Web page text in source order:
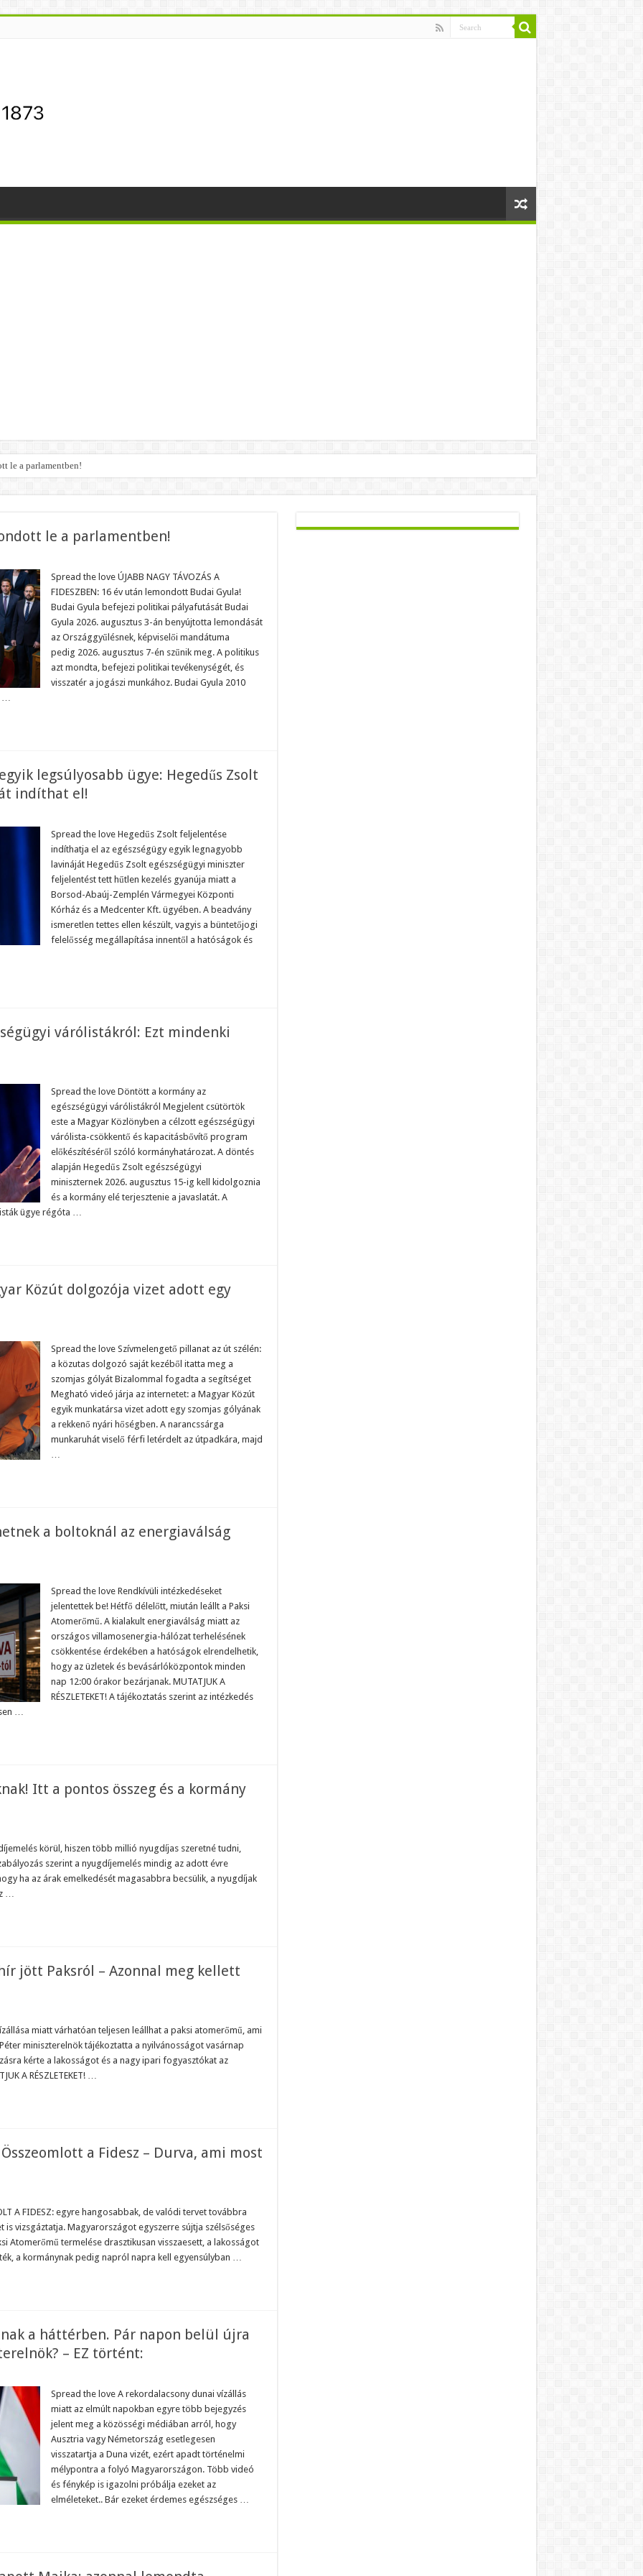
le a parlamentben!
le a parlamentben!
képviselő
Spread the love ÚJABB NAGY TÁVOZÁS A
FIDESZBEN: 16 év után lemondott Budai Gyula!
Budai Gyula befejezi politikai pályafutását Budai
Gyula 2026. augusztus 3-án benyújtotta lemondását
az Országgyűlésnek, képviselői mandátuma
pedig 2026. augusztus 7-én szűnik meg. A politikus
azt mondta, befejezi politikai tevékenységét, és
visszatér a jogászi munkához. Budai Gyula 2010
…
legsúlyosabb ügye: Hegedűs Zsolt
indíthat el!
Spread the love Hegedűs Zsolt feljelentése
indíthatja el az egészségügy egyik legnagyobb
lavináját Hegedűs Zsolt egészségügyi miniszter
feljelentést tett hűtlen kezelés gyanúja miatt a
Borsod-Abaúj-Zemplén Vármegyei Központi
Kórház és a Medcenter Kft. ügyében. A beadvány
ismeretlen tettes ellen készült, vagyis a büntetőjogi
felelősség megállapítása innentől a hatóságok és
várólistákról: Ezt mindenki
mindenki
megérzi
Spread the love Döntött a kormány az
egészségügyi várólistákról Megjelent csütörtök
este a Magyar Közlönyben a célzott egészségügyi
várólista-csökkentő és kapacitásbővítő program
előkészítéséről szóló kormányhatározat. A döntés
alapján Hegedűs Zsolt egészségügyi
miniszternek 2026. augusztus 15-ig kell kidolgoznia
és a kormány elé terjesztenie a javaslatát. A
ügye régóta …
Közút dolgozója vizet adott egy
dolgozója
adott
szomjas
Spread the love Szívmelengető pillanat az út szélén:
a közutas dolgozó saját kezéből itatta meg a
szomjas gólyát Bizalommal fogadta a segítséget
Megható videó járja az internetet: a Magyar Közút
egyik munkatársa vizet adott egy szomjas gólyának
a rekkenő nyári hőségben. A narancssárga
munkaruhát viselő férfi letérdelt az útpadkára, majd
…
a boltoknál az energiaválság
intézkedések
boltoknál
Spread the love Rendkívüli intézkedéseket
jelentettek be! Hétfő délelőtt, miután leállt a Paksi
Atomerőmű. A kialakult energiaválság miatt az
országos villamosenergia-hálózat terhelésének
csökkentése érdekében a hatóságok elrendelhetik,
hogy az üzletek és bevásárlóközpontok minden
nap 12:00 órakor bezárjanak. MUTATJUK A
RÉSZLETEKET! A tájékoztatás szerint az intézkedés
…
Itt a pontos összeg és a kormány
körül, hiszen több millió nyugdíjas szeretné tudni,
szerint a nyugdíjemelés mindig az adott évre
ha az árak emelkedését magasabbra becsülik, a nyugdíjak
…
hír jött Paksról – Azonnal meg kellett
miatt várhatóan teljesen leállhat a paksi atomerőmű, ami
miniszterelnök tájékoztatta a nyilvánosságot vasárnap
kérte a lakosságot és a nagy ipari fogyasztókat az
A RÉSZLETEKET! …
a Fidesz – Durva, ami most
A FIDESZ: egyre hangosabbak, de valódi tervet továbbra
is vizsgáztatja. Magyarországot egyszerre sújtja szélsőséges
Atomerőmű termelése drasztikusan visszaesett, a lakosságot
a kormánynak pedig napról napra kell egyensúlyban …
a háttérben. Pár napon belül újra
– EZ történt:
folyamatok
zajlanak
újra
Spread the love A rekordalacsony dunai vízállás
miatt az elmúlt napokban egyre több bejegyzés
jelent meg a közösségi médiában arról, hogy
Ausztria vagy Németország esetlegesen
visszatartja a Duna vizét, ezért apadt történelmi
mélypontra a folyó Magyarországon. Több videó
és fénykép is igazolni próbálja ezeket az
elméleteket.. Bár ezeket érdemes egészséges …